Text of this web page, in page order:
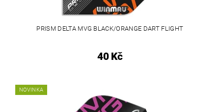
PRISM DELTA MVG BLACK/ORANGE DART FLIGHT
40 Kč
NOVINKA